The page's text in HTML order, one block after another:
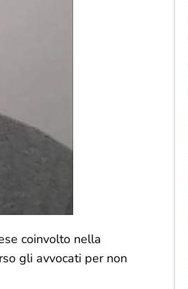
coinvolto nella
gli avvocati per non